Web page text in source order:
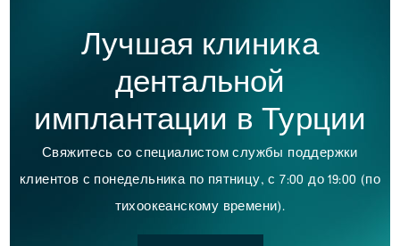
Лучшая клиника
дентальной
имплантации в Турции
Свяжитесь со специалистом службы поддержки
клиентов с понедельника по пятницу, с 7:00 до 19:00 (по
тихоокеанскому времени).